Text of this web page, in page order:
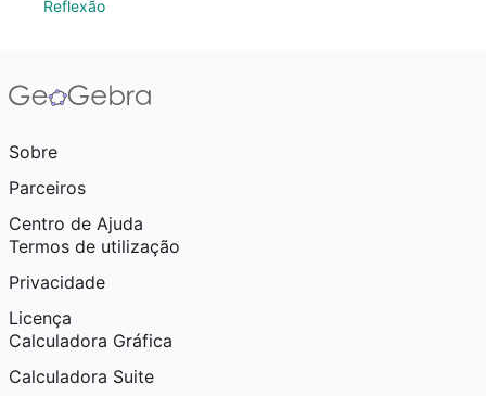
Reflexão
Sobre
Parceiros
Centro de Ajuda
Termos de utilização
Privacidade
Licença
Calculadora Gráfica
Calculadora Suite